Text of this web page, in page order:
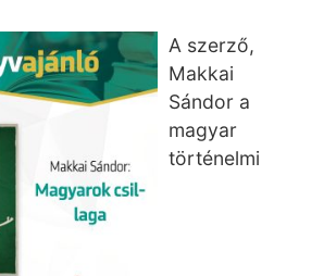
A szerző,
Makkai
Sándor a
magyar
történelmi